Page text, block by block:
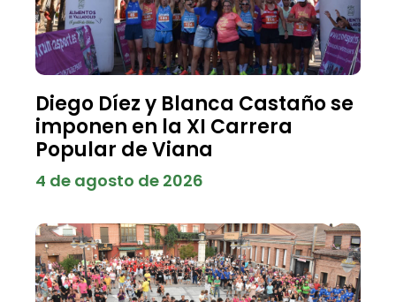
Diego Díez y Blanca Castaño se
imponen en la XI Carrera
Popular de Viana
4 de agosto de 2026